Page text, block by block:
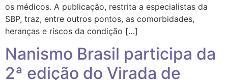
os médicos. A publicação, restrita a especialistas da
SBP, traz, entre outros pontos, as comorbidades,
heranças e riscos da condição […]
Nanismo Brasil participa da
2ª edição do Virada de